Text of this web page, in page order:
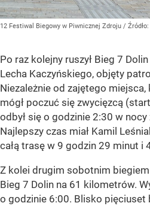
12 Festiwal Biegowy w Piwnicznej Zdroju / Źródło:
Po raz kolejny ruszył Bieg 7
Lecha Kaczyńskiego, objęty
Niezależnie od zajętego miejsca,
mógł poczuć się zwycięzcą
odbył się o godzinie 2:30 w
Najlepszy czas miał Kamil
całą trasę w 9 godzin 29 minut i
Z kolei drugim sobotnim
Bieg 7 Dolin na 61 kilometrów.
o godzinie 6:00. Blisko pięciuset